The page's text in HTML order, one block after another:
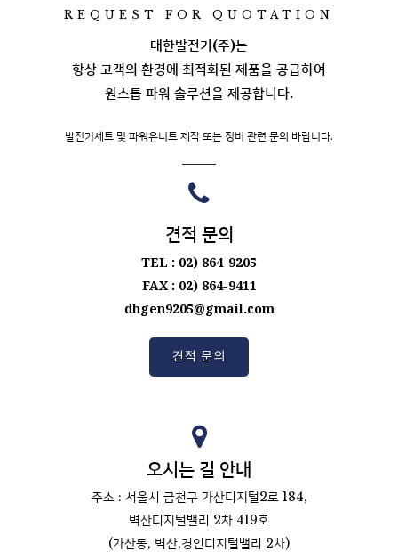
REQUEST FOR QUOTATION
대한발전기(주)는
항상 고객의 환경에 최적화된 제품을 공급하여
원스톱 파워 솔루션을 제공합니다.
발전기세트 및 파워유니트 제작 또는 정비 관련 문의 바랍니다.
견적 문의
TEL : 02) 864-9205
FAX : 02) 864-9411
dhgen9205@gmail.com
견적 문의
오시는 길 안내
주소 : 서울시 금천구 가산디지털2로 184,
벽산디지털밸리 2차 419호
(가산동, 벽산,경인디지털밸리 2차)